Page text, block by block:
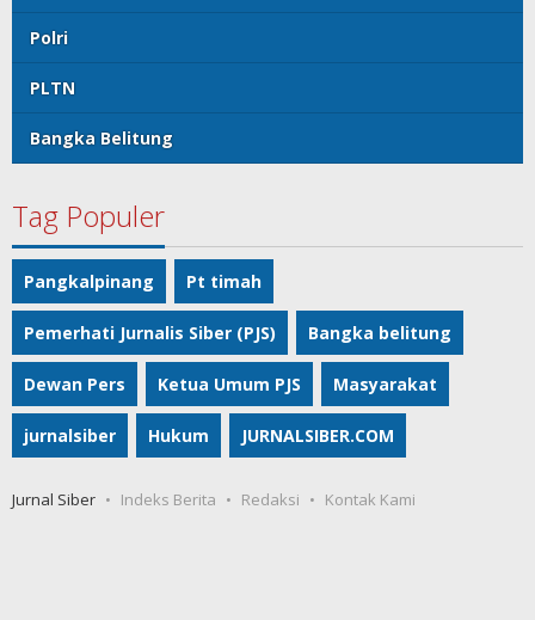
Polri
PLTN
Bangka Belitung
Tag Populer
Pangkalpinang Pt timah
Pemerhati Jurnalis Siber (PJS) Bangka belitung
Dewan Pers Ketua Umum PJS Masyarakat
jurnalsiber Hukum JURNALSIBER.COM
Jurnal Siber Indeks Berita Redaksi Kontak Kami